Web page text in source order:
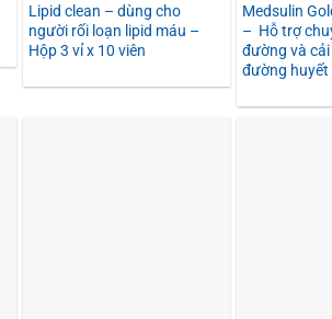
Lipid clean – dùng cho
người rối loạn lipid máu –
Hộp 3 vỉ x 10 viên
Medsulin
– Hỗ trợ
đường và
đường huyết